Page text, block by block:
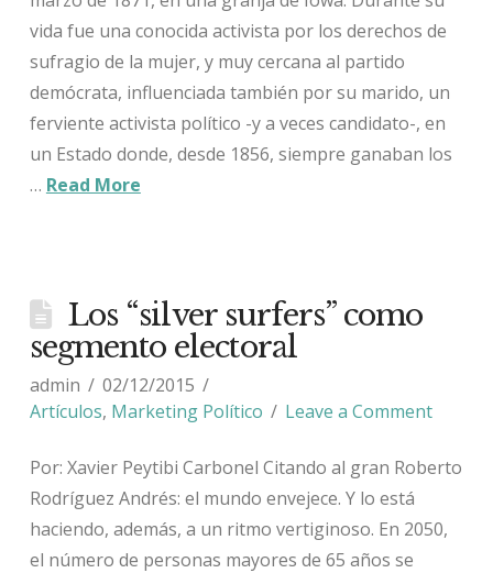
vida fue una conocida activista por los derechos de
sufragio de la mujer, y muy cercana al partido
demócrata, influenciada también por su marido, un
ferviente activista político -y a veces candidato-, en
un Estado donde, desde 1856, siempre ganaban los
… Read More
Los “silver surfers” como
segmento electoral
admin
02/12/2015
Artículos, Marketing Político Leave a Comment
Por: Xavier Peytibi Carbonel Citando al gran Roberto
Rodríguez Andrés: el mundo envejece. Y lo está
haciendo, además, a un ritmo vertiginoso. En 2050,
el número de personas mayores de 65 años se